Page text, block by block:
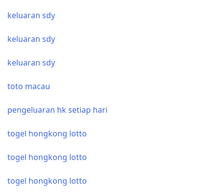
keluaran sdy
keluaran sdy
keluaran sdy
toto macau
pengeluaran hk setiap hari
togel hongkong lotto
togel hongkong lotto
togel hongkong lotto